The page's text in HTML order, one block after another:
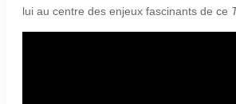
lui au centre des enjeux fascinants de ce